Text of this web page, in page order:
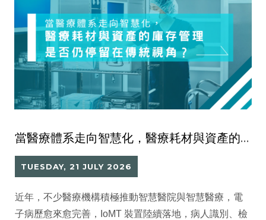
當醫療體系走向智慧化，醫療耗材與資產的庫存管理是否仍停留在傳統視角？
TUESDAY, 21 JULY 2026
近年，不少醫療機構積極推動智慧醫院與智慧醫療，電
子病歷愈來愈完善，IoMT 裝置陸續落地，病人識別、檢